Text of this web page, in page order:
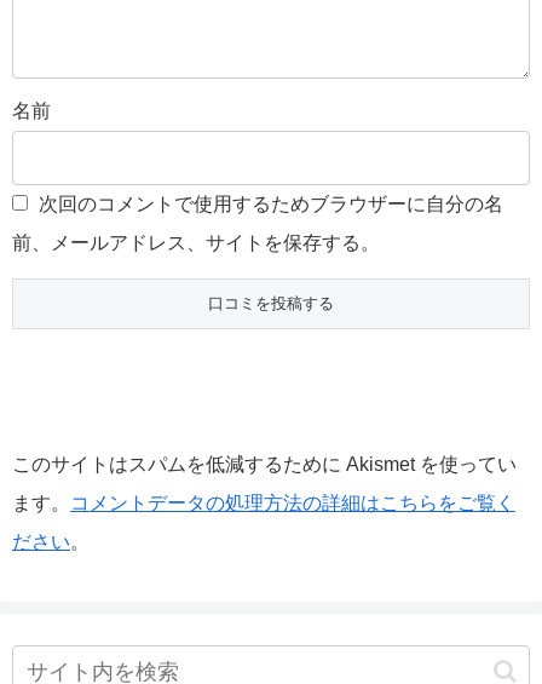
名前
次回のコメントで使用するためブラウザーに自分の名
前、メールアドレス、サイトを保存する。
このサイトはスパムを低減するために Akismet を使ってい
ます。
コメントデータの処理方法の詳細はこちらをご覧く
ださい。